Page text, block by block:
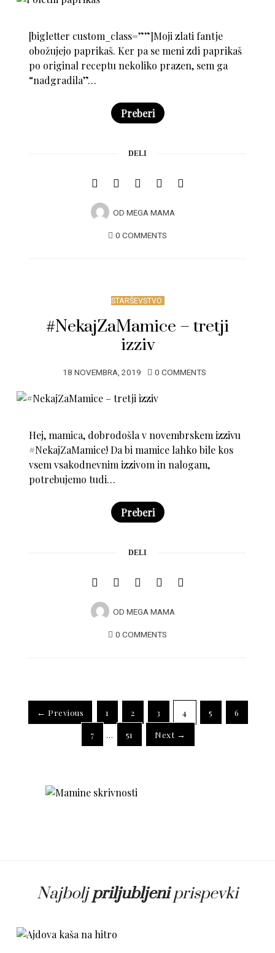
[bigletter custom_class=””]Moji zlati fantje
obožujejo paprikaš. Ker pa se meni zdi paprikaš
po original receptu nekoliko prazen, sem ga
“nadgradila”…
Preberi
DELI
OD MEGA MAMA
0 COMMENTS
STARŠEVSTVO
#NekajZaMamice – tretji
izziv
18 NOVEMBRA, 2019 0 COMMENTS
Hej, mamica, dobrodošla v novembrskem izzivu
#NekajZaMamice! Da bi mamice lahko bile kos
vsem vsakodnevnim izzivom in nalogam,
potrebujemo tudi…
Preberi
DELI
OD MEGA MAMA
0 COMMENTS
← Previous 1 2 3 4 5
6
7
… 51 Next →
Najboljpriljubljeniprispevki